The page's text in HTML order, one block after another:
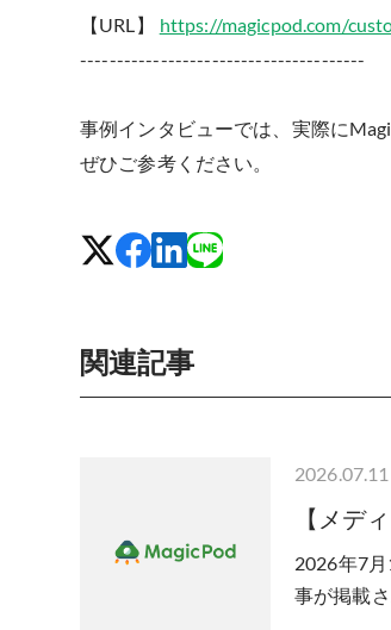
【URL】
https://magicpod.com/
---------------------------------------
事例インタビューでは、実際に
ぜひご参考ください。
関連記事
2026.07.11
【メデ
2026年7
事が掲載